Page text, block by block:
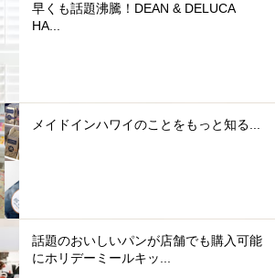
早くも話題沸騰！DEAN & DELUCA
HA...
メイドインハワイのことをもっと知る...
話題のおいしいパンが店舗でも購入可能
にホリデーミールキッ...